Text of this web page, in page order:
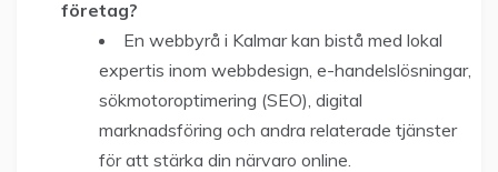
företag?
En webbyrå i Kalmar kan bistå med lokal
expertis inom webbdesign, e-handelslösningar,
sökmotoroptimering (SEO), digital
marknadsföring och andra relaterade tjänster
för att stärka din närvaro online.